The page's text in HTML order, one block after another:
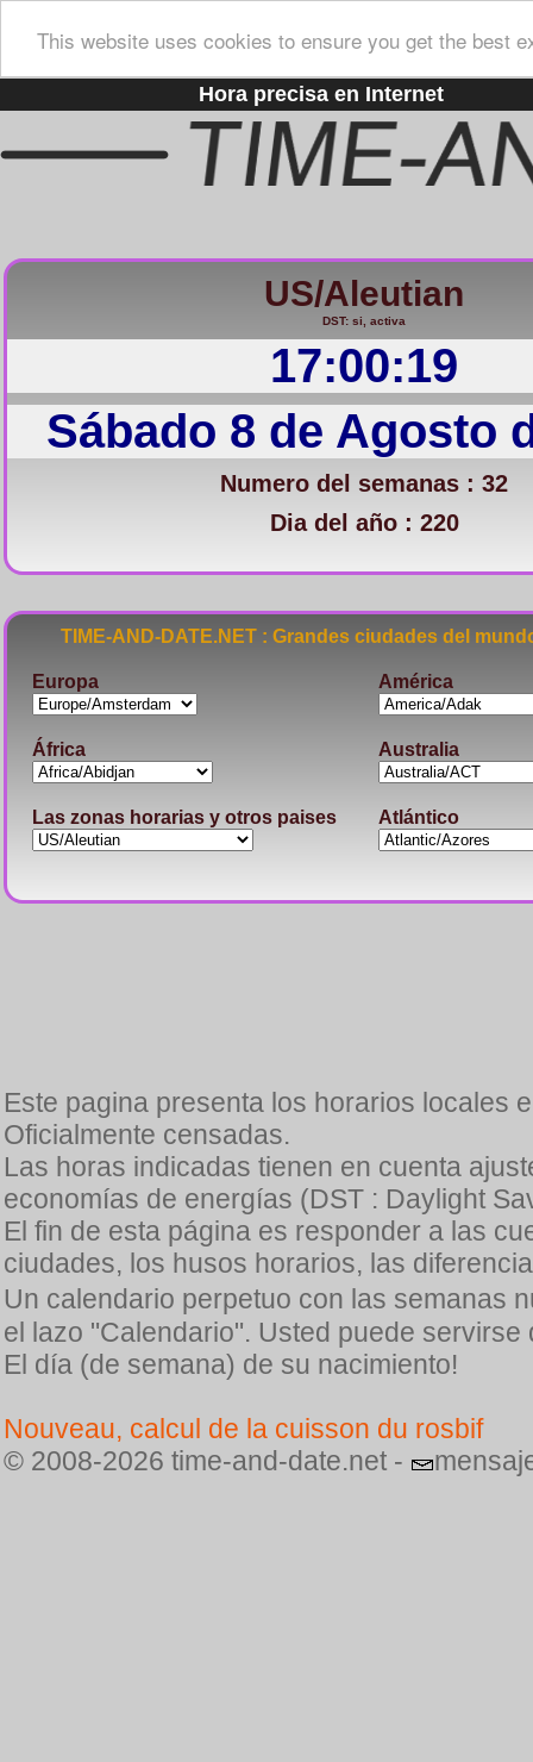
This website uses cookies to ensure you get the best
Hora precisa en Internet
US/Aleutian
DST: si, activa
17:00:20
Sábado 8 de Agosto
Numero del semanas : 32
Dia del año : 220
TIME-AND-DATE.NET : Grandes ciudades del
Europa América
África Australia
Las zonas horarias y otros paises Atlántico
Este pagina presenta los horarios locales
Oficialmente censadas.
Las horas indicadas tienen en cuenta
economías de energías (DST : Daylight
El fin de esta página es responder a las
ciudades, los husos horarios, las
Un calendario perpetuo con las semanas
el lazo "Calendario". Usted puede
El día (de semana) de su nacimiento!
Nouveau, calcul de la cuisson du rosbif
© 2008-2026 time-and-date.net -